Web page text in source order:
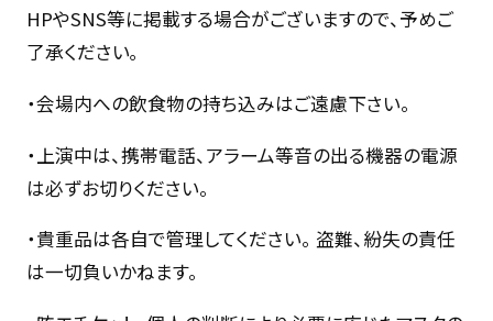
HPやSNS等に掲載する場合がございますので、予めご
了承ください｡
・会場内への飲食物の持ち込みはご遠慮下さい。
・上演中は、携帯電話、アラーム等音の出る機器の電源
は必ずお切りください。
・貴重品は各自で管理してください。 盗難、紛失の責任
は一切負いかねます。